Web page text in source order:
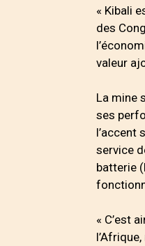
« Kibali
des
valeur
La mine
ses
l’accent
service
batterie
« C’est